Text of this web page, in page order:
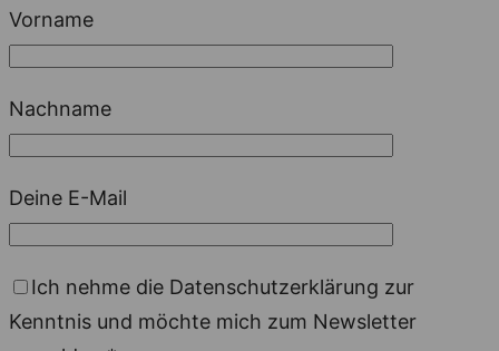
Vorname
Nachname
Deine E-Mail
Ich nehme die Datenschutzerklärung zur
Kenntnis und möchte mich zum Newsletter